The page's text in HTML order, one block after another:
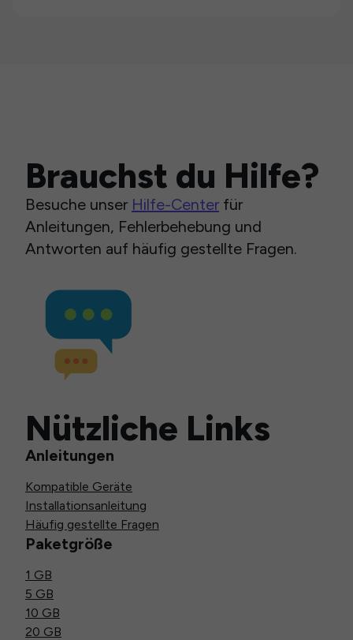
Brauchst du Hilfe?
Besuche unser Hilfe-Center für
Anleitungen, Fehlerbehebung und
Antworten auf häufig gestellte Fragen.
Nützliche Links
Anleitungen
Kompatible Geräte
Installationsanleitung
Häufig gestellte Fragen
Paketgröße
1 GB
5 GB
10 GB
20 GB